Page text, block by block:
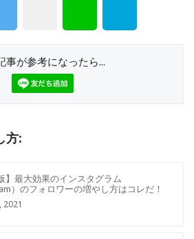
事が参考になったら...
方:
】最大効果のインスタグラム
）のフォロワーの増やし方はコレだ！